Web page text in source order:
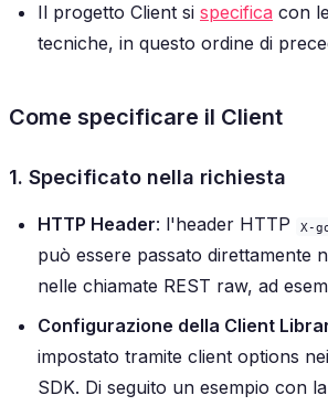
Il progetto Client si specifica con
tecniche, in questo ordine di
Come specificare il Client
1. Specificato nella richiesta
HTTP Header: l'header HTTP X-
può essere passato direttamente
nelle chiamate REST raw, ad
Configurazione della Client
impostato tramite client options
SDK. Di seguito un esempio con